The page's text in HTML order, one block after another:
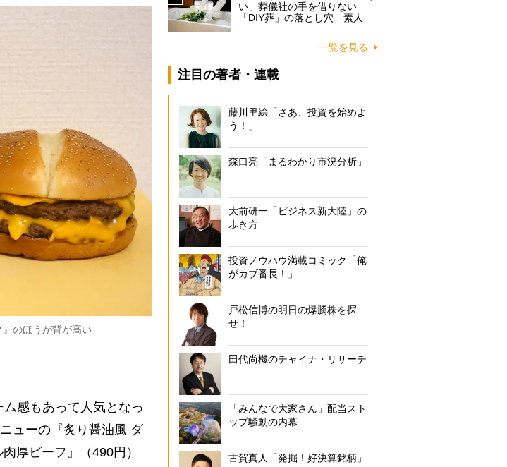
のほうが背が高い
感もあって人気となっ
ューの『炙り醤油風 ダ
厚ビーフ』（490円）
い」葬儀社の手を借りない
「DIY葬」の落とし穴 素人
一覧を見る
注目の著者・連載
藤川里絵「さあ、投資を始めよ
う！」
森口亮「まるわかり市況分析」
大前研一「ビジネス新大陸」の
歩き方
投資ノウハウ満載コミック「俺
がカブ番長！」
戸松信博の明日の爆騰株を探
せ！
田代尚機のチャイナ・リサーチ
「みんなで大家さん」配当スト
ップ騒動の内幕
古賀真人「発掘！好決算銘柄」